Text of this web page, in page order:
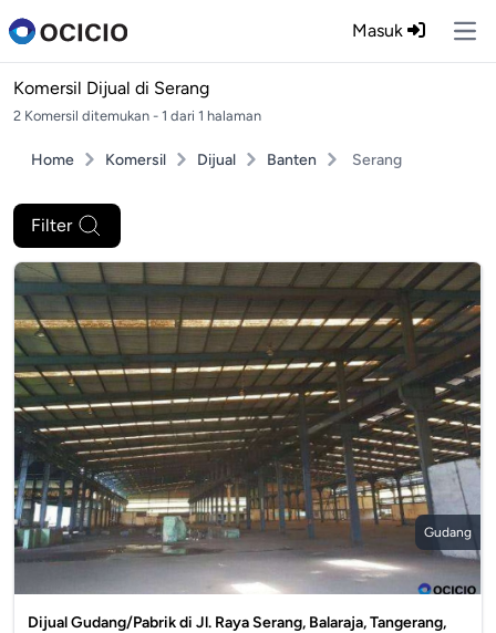
Masuk
Komersil Dijual di Serang
2 Komersil ditemukan - 1 dari 1 halaman
Home Komersil Dijual Banten Serang
Filter
Gudang
Dijual Gudang/Pabrik di Jl. Raya Serang, Balaraja, Tangerang,